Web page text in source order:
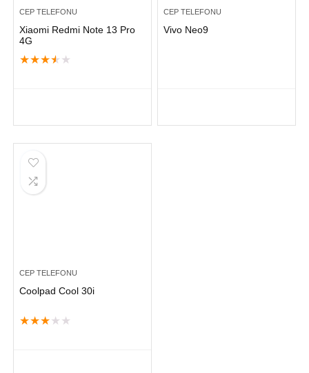
CEP TELEFONU
Xiaomi Redmi Note 13 Pro
4G
★★★★ ★
CEP TELEFONU
Vivo Neo9
CEP TELEFONU
Coolpad Cool 30i
★★★ ★ ★